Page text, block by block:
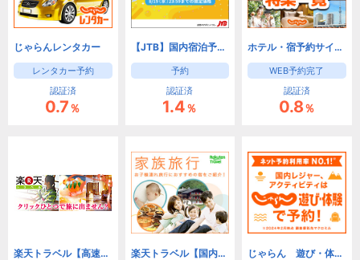
じゃらんレンタカー
レンタカー予約
認証済
0.7％
【JTB】国内宿泊予約(旅館・ホテル)と国内ツアー予約
予約
認証済
1.4％
ホテル・宿予約サイトなら【じゃらんnet】
WEB予約完了
認証済
0.8％
楽天トラベル【高速バス】 楽天トラベル【国内レンタカー】 じゃらん 遊び・体験予約